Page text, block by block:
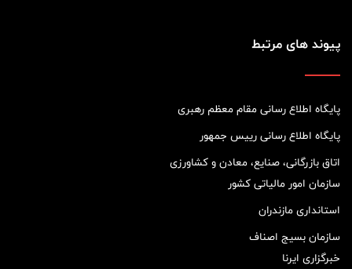
پیوند های مرتبط
پایگاه اطلاع رسانی مقام معظم رهبری
پایگاه اطلاع رسانی رییس جمهور
اتاق بازرگانی، صنایع، معادن و کشاورزی
سازمان امور مالیاتی کشور
استانداری مازندران
سازمان بسیج اصناف
خبرگزاری ایرنا